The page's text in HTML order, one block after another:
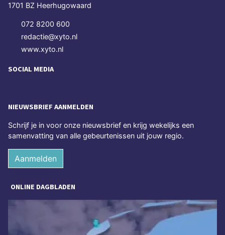
1701 BZ Heerhugowaard
072 8200 600
redactie@xyto.nl
www.xyto.nl
SOCIAL MEDIA
NIEUWSBRIEF AANMELDEN
Schrijf je in voor onze nieuwsbrief en krijg wekelijks een
samenvatting van alle gebeurtenissen uit jouw regio.
Aanmelden
ONLINE DAGBLADEN